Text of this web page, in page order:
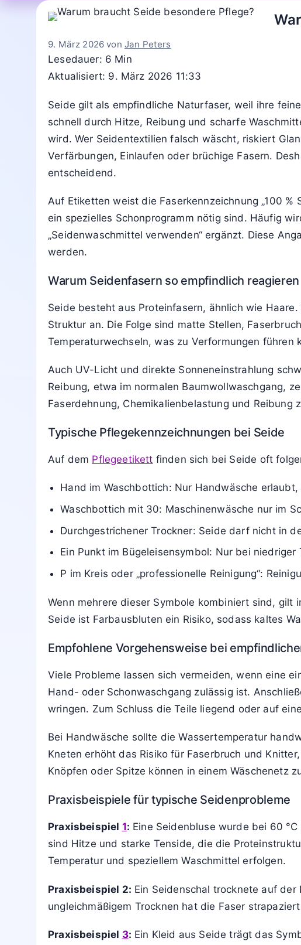
9. März 2026 von Jan Peters
Lesedauer: 6 Min
Aktualisiert: 9. März 2026 11:33
Seide gilt als empfindliche Naturfaser, weil ihre
schnell durch Hitze, Reibung und scharfe
wird. Wer Seidentextilien falsch wäscht, riskiert
Verfärbungen, Einlaufen oder brüchige Fasern.
entscheidend.
Auf Etiketten weist die Faserkennzeichnung „100
ein spezielles Schonprogramm nötig sind. Häufig
„Seidenwaschmittel verwenden“ ergänzt. Diese
werden.
Warum Seidenfasern so empfindlich reagieren
Seide besteht aus Proteinfasern, ähnlich wie
Struktur an. Die Folge sind matte Stellen,
Temperaturwechseln, was zu Verformungen führen
Auch UV-Licht und direkte Sonneneinstrahlung
Reibung, etwa im normalen Baumwollwaschgang,
Faserdehnung, Chemikalienbelastung und Reibung
Typische Pflegekennzeichnungen bei Seide
Auf dem Pflegeetikett finden sich bei Seide oft
Hand im Waschbottich: Nur Handwäsche
Waschbottich mit 30: Maschinenwäsche nur im
Durchgestrichener Trockner: Seide darf nicht in
Ein Punkt im Bügeleisensymbol: Nur bei
P im Kreis oder „professionelle Reinigung“:
Wenn mehrere dieser Symbole kombiniert sind,
Seide ist Farbausbluten ein Risiko, sodass kaltes
Empfohlene Vorgehensweise bei
Viele Probleme lassen sich vermeiden, wenn eine
Hand- oder Schonwaschgang zulässig ist.
wringen. Zum Schluss die Teile liegend oder auf
Bei Handwäsche sollte die Wassertemperatur
Kneten erhöht das Risiko für Faserbruch und
Knöpfen oder Spitze können in einem Wäschenetz
Praxisbeispiele für typische Seidenprobleme
Praxisbeispiel 1: Eine Seidenbluse wurde bei 60
sind Hitze und starke Tenside, die die
Temperatur und speziellem Waschmittel erfolgen.
Praxisbeispiel 2: Ein Seidenschal trocknete auf
ungleichmäßigem Trocknen hat die Faser
Praxisbeispiel 3: Ein Kleid aus Seide trägt das